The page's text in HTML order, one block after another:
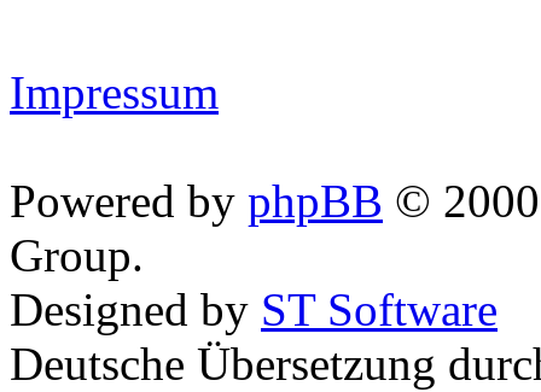
Impressum
Powered by phpBB ©
Group.
Designed by ST Software
Deutsche Übersetzung